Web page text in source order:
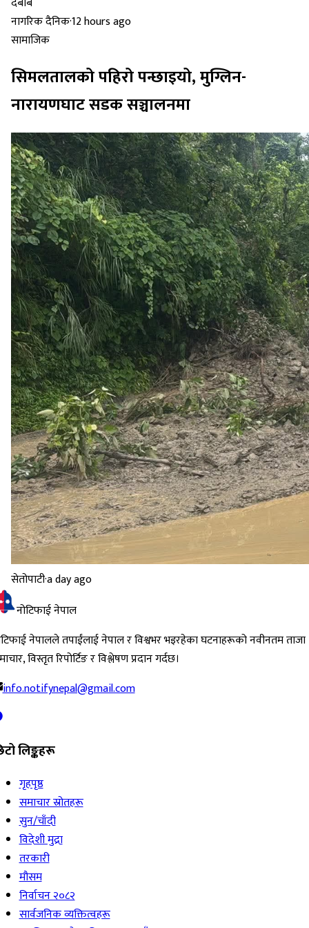
नागरिक दैनिक·12 hours ago
सामाजिक
सिमलतालको पहिरो पन्छाइयो, मुग्लिन-
नारायणघाट सडक सञ्चालनमा
सेतोपाटी·a day ago
नोटिफाई नेपाल
नेपालले तपाईंलाई नेपाल र विश्वभर भइरहेका घटनाहरूको नवीनतम ताजा
विस्तृत रिपोर्टिङ र विश्लेषण प्रदान गर्दछ।
info.notifynepal@gmail.com
लिङ्कहरू
गृहपृष्ठ
समाचार स्रोतहरू
सुन/चाँदी
विदेशी मुद्रा
तरकारी
मौसम
निर्वाचन २०८२
सार्वजनिक व्यक्तित्वहरू